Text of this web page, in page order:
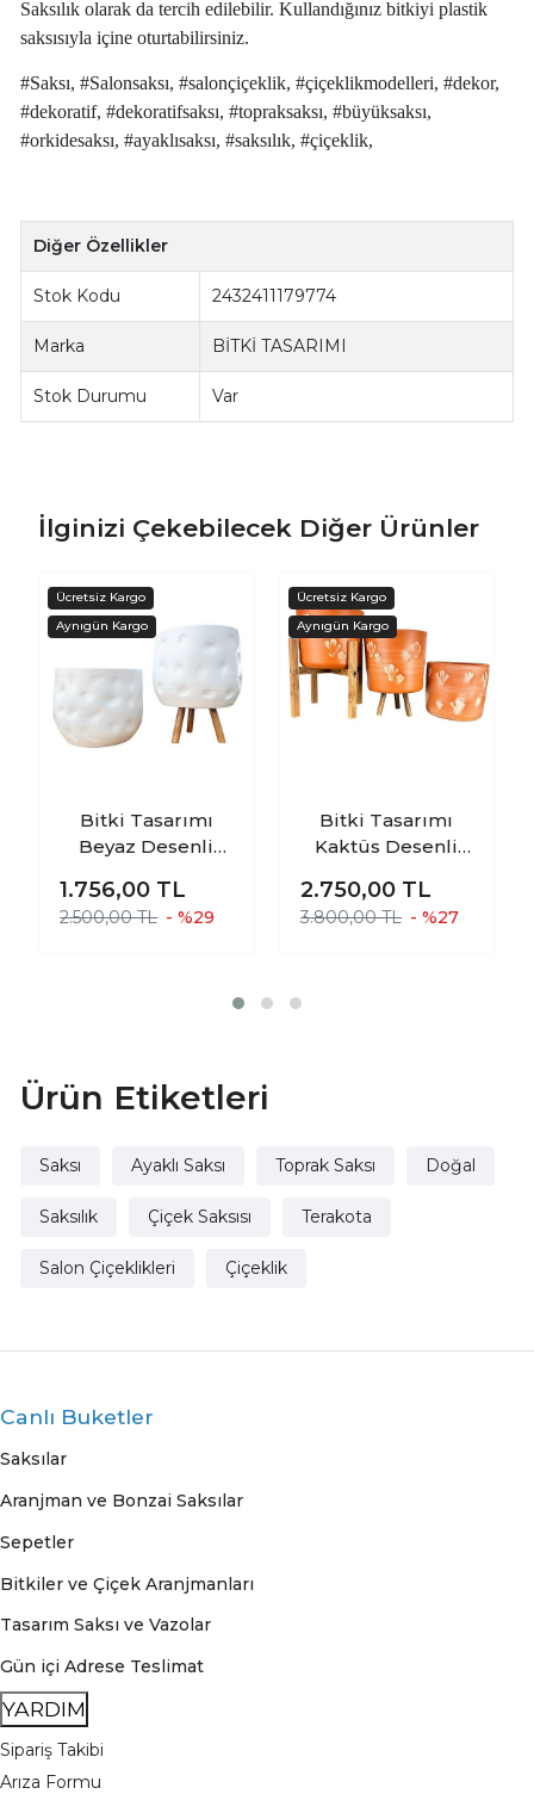
Saksılık olarak da tercih edilebilir. Kullandığınız bitkiyi plastik
saksısıyla içine oturtabilirsiniz.
#Saksı, #Salonsaksı, #salonçiçeklik, #çiçeklikmodelleri, #dekor,
#dekoratif, #dekoratifsaksı, #topraksaksı, #büyüksaksı,
#orkidesaksı, #ayaklısaksı, #saksılık, #çiçeklik,
Diğer Özellikler
Stok Kodu 2432411179774
Marka BİTKİ TASARIMI
Stok Durumu Var
İlginizi Çekebilecek Diğer Ürünler
Bitki Tasarımı
Beyaz Desenli
Saksılık Salon
Çiçeklik İkili Set
1.756,00 TL
2.500,00 TL - %29
Bitki Tasarımı
Kaktüs Desenli
Saksılık Salon
Çiçeklik Üçlü Set
2.750,00 TL
3.800,00 TL - %27
Ürün Etiketleri
Saksı Ayaklı Saksı Toprak Saksı Doğal
Saksılık Çiçek Saksısı Terakota
Salon Çiçeklikleri Çiçeklik
Canlı Buketler
Saksılar
Aranjman ve Bonzai Saksılar
Sepetler
Bitkiler ve Çiçek Aranjmanları
Tasarım Saksı ve Vazolar
Gün içi Adrese Teslimat
YARDIM
Sipariş Takibi
Arıza Formu